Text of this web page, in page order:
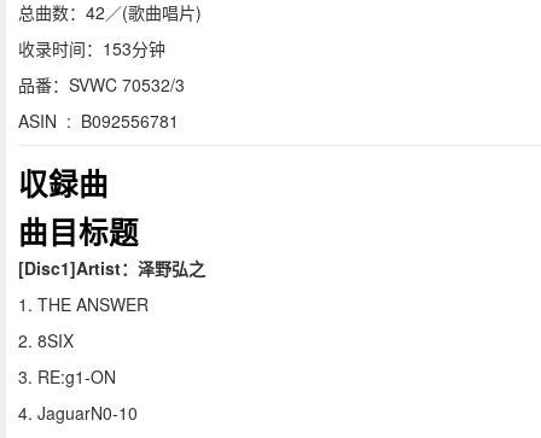
总曲数：42／(歌曲唱片)
收录时间：153分钟
品番：SVWC 70532/3
ASIN ‏ : ‎ B092556781
収録曲
曲目标题
[Disc1]Artist： 泽野弘之
1. THE ANSWER
2. 8SIX
3. RE:g1-ON
4. JaguarN0-10